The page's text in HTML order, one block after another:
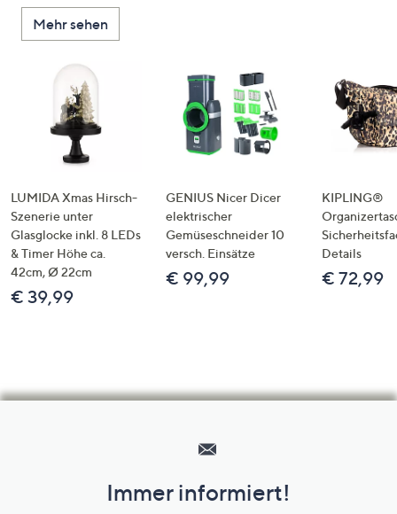
Mehr sehen
LUMIDA Xmas Hirsch-
Szenerie unter
Glasglocke inkl. 8 LEDs
& Timer Höhe ca.
42cm, Ø 22cm
€ 39,99
GENIUS Nicer Dicer
elektrischer
Gemüseschneider 10
versch. Einsätze
€ 99,99
KIPLING®
Details
€ 72,99
Unternehmensinformationen
Immer informiert!